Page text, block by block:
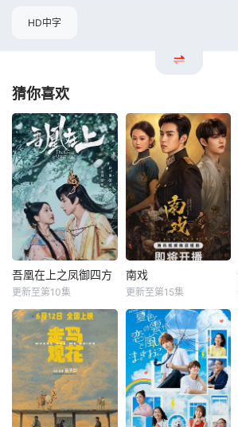
HD中字
猜你喜欢
吾凰在上之凤御四方
更新至第10集
南戏
更新至第15集